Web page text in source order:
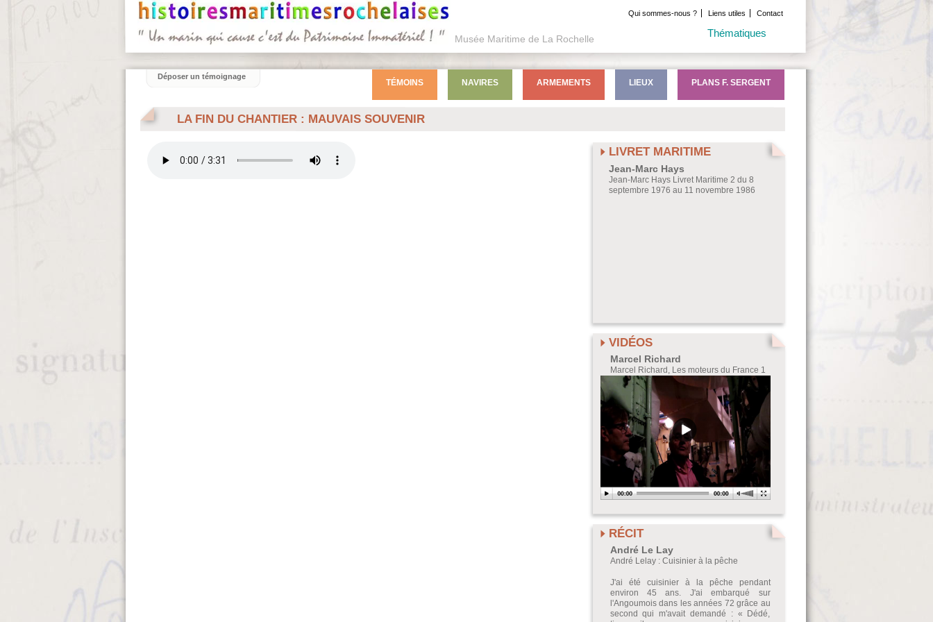
Musée Maritime de La Rochelle
Qui sommes-nous ? Liens utiles Contact
Thématiques
LA FIN DU CHANTIER : MAUVAIS SOUVENIR
TÉMOINS NAVIRES ARMEMENTS LIEUX PLANS F. SERGENT
Déposer un témoignage
LIVRET MARITIME
Jean-Marc Hays
Jean-Marc Hays Livret Maritime 2 du 8
septembre 1976 au 11 novembre 1986
VIDÉOS
Marcel Richard
Marcel Richard, Les moteurs du France 1
RÉCIT
André Le Lay
André Lelay : Cuisinier à la pêche
J'ai été cuisinier à la pêche pendant
environ 45 ans. J'ai embarqué sur
l'Angoumois dans les années 72 grâce au
second qui m'avait demandé : « Dédé,